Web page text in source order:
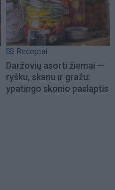
Receptai
Daržovių asorti žiemai —
ryšku, skanu ir gražu:
ypatingo skonio paslaptis